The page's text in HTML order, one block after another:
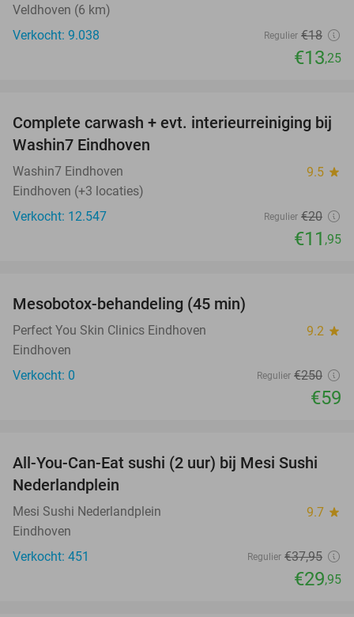
Veldhoven (6 km)
Verkocht: 9.038
Regulier €18
€13,25
40%
Complete carwash + evt. interieurreiniging bij
Washin7 Eindhoven
Washin7 Eindhoven 9.5 star
Eindhoven (+3 locaties)
Verkocht: 12.547
Regulier €20
€11 ,95
TODAY
Mesobotox-behandeling (45 min)
Perfect You Skin Clinics Eindhoven 9.2 star
Eindhoven
Verkocht: 0
Regulier €250
€59
21%
All-You-Can-Eat sushi (2 uur) bij Mesi Sushi
Nederlandplein
Mesi Sushi Nederlandplein 9.7 star
Eindhoven
Verkocht: 451
Regulier €37,95
€29,95